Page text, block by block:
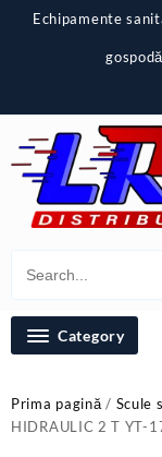
Echipamente
Category
Prima pagină/ Scule
HIDRAULIC 2 T YT-